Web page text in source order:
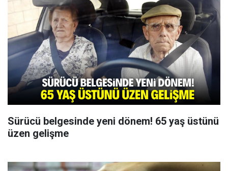
Sürücü belgesinde yeni dönem! 65 yaş üstünü
üzen gelişme